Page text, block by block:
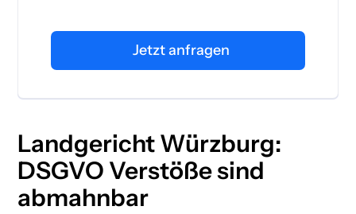
Landgericht Würzburg:
DSGVO Verstöße sind
abmahnbar
Jetzt anfragen